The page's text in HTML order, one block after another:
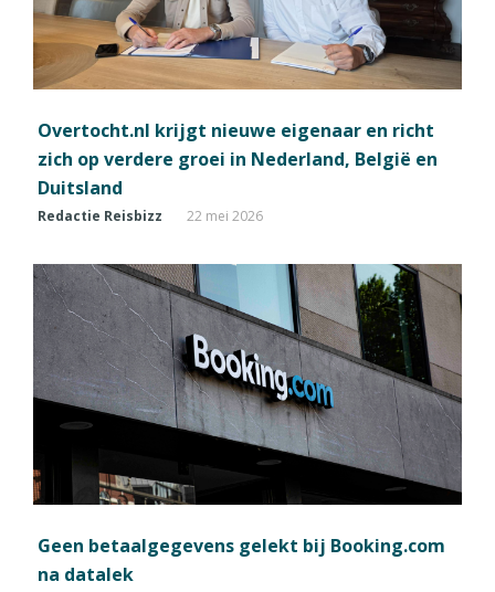
Overtocht.nl krijgt nieuwe eigenaar en richt
zich op verdere groei in Nederland, België en
Duitsland
Redactie Reisbizz 22 mei 2026
Geen betaalgegevens gelekt bij Booking.com
na datalek